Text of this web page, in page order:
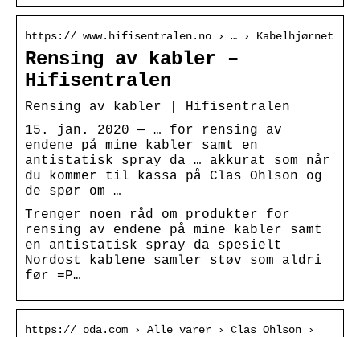
https:// www.hifisentralen.no › … › Kabelhjørnet
Rensing av kabler –
Hifisentralen
Rensing av kabler | Hifisentralen
15. jan. 2020 — … for rensing av
endene på mine kabler samt en
antistatisk spray da … akkurat som når
du kommer til kassa på Clas Ohlson og
de spør om …
Trenger noen råd om produkter for
rensing av endene på mine kabler samt
en antistatisk spray da spesielt
Nordost kablene samler støv som aldri
før =P…
https:// oda.com › Alle varer › Clas Ohlson ›